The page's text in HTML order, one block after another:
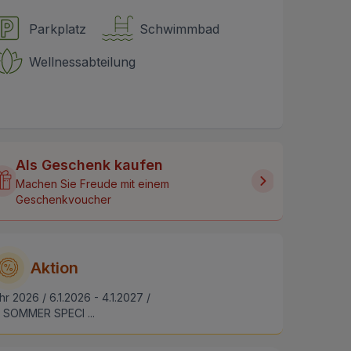
Parkplatz Schwimmbad
Wellnessabteilung
Als Geschenk kaufen
Machen Sie Freude mit einem
Geschenkvoucher
Aktion
2026 / 6.1.2026 - 4.1.2027 /
SPECI ...